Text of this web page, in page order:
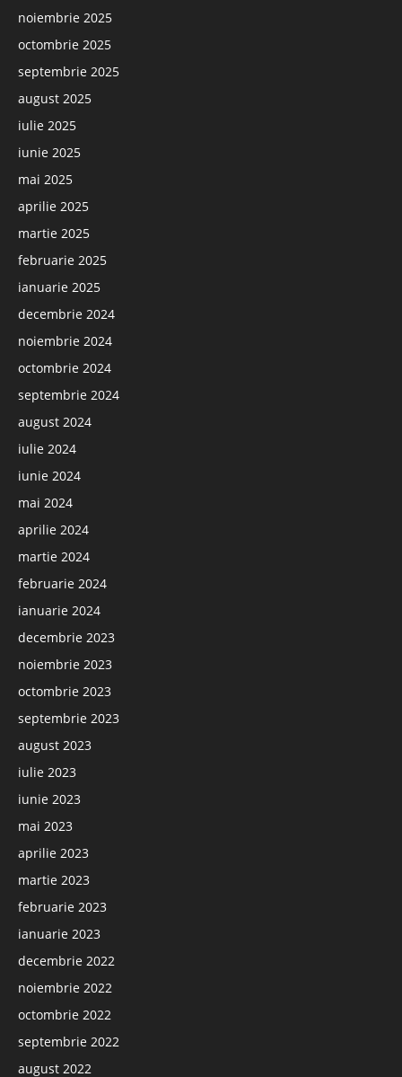
noiembrie 2025
octombrie 2025
septembrie 2025
august 2025
iulie 2025
iunie 2025
mai 2025
aprilie 2025
martie 2025
februarie 2025
ianuarie 2025
decembrie 2024
noiembrie 2024
octombrie 2024
septembrie 2024
august 2024
iulie 2024
iunie 2024
mai 2024
aprilie 2024
martie 2024
februarie 2024
ianuarie 2024
decembrie 2023
noiembrie 2023
octombrie 2023
septembrie 2023
august 2023
iulie 2023
iunie 2023
mai 2023
aprilie 2023
martie 2023
februarie 2023
ianuarie 2023
decembrie 2022
noiembrie 2022
octombrie 2022
septembrie 2022
august 2022